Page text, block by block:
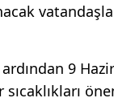
ardından 9
sıcaklıkları